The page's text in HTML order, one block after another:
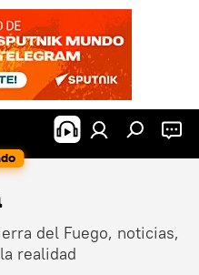
del Fuego, noticias,
realidad